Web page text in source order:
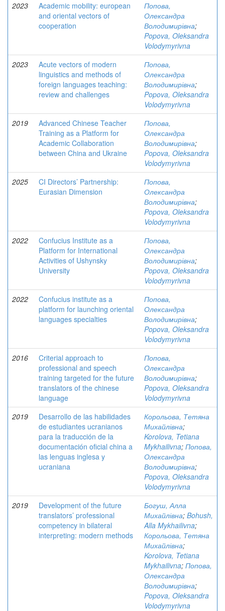
2023
Academic mobility: european
and oriental vectors of
cooperation
Попова,
Олександра
Володимирівна;
Popova, Oleksandra
Volodymyrivna
2023
Acute vectors of modern
linguistics and methods of
foreign languages teaching:
review and challenges
Попова,
Олександра
Володимирівна;
Popova, Oleksandra
Volodymyrivna
2019
Advanced Chinese Teacher
Training as a Platform for
Academic Collaboration
between China and Ukraine
Попова,
Олександра
Володимирівна;
Popova, Oleksandra
Volodymyrivna
2025
CI Directors’ Partnership:
Eurasian Dimension
Попова,
Олександра
Володимирівна;
Popova, Oleksandra
Volodymyrivna
2022
Confucius Institute as a
Platform for International
Activities of Ushynsky
University
Попова,
Олександра
Володимирівна;
Popova, Oleksandra
Volodymyrivna
2022
Confucius institute as a
platform for launching oriental
languages specialties
Попова,
Олександра
Володимирівна;
Popova, Oleksandra
Volodymyrivna
2016
Criterial approach to
professional and speech
training targeted for the future
translators of the chinese
language
Попова,
Олександра
Володимирівна;
Popova, Oleksandra
Volodymyrivna
2019
Desarrollo de las habilidades
de estudiantes ucranianos
para la traducción de la
documentación oficial china a
las lenguas inglesa y
ucraniana
Корольова, Тетяна
Михайлівна;
Korolova, Tetiana
Mykhailivna; Попова,
Олександра
Володимирівна;
Popova, Oleksandra
Volodymyrivna
2019
Development of the future
translators’ professional
competency in bilateral
interpreting: modern methods
Богуш, Алла
Михайлівна; Bohush,
Alla Mykhailivna;
Корольова, Тетяна
Михайлівна;
Korolova, Tetiana
Mykhailivna; Попова,
Олександра
Володимирівна;
Popova, Oleksandra
Volodymyrivna